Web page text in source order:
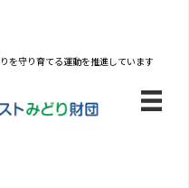
を守り育てる運動を推進しています